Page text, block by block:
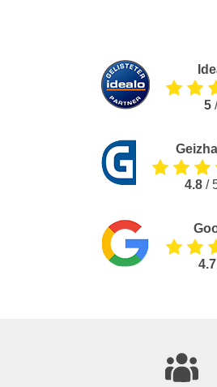
5
4.8 /
4.7